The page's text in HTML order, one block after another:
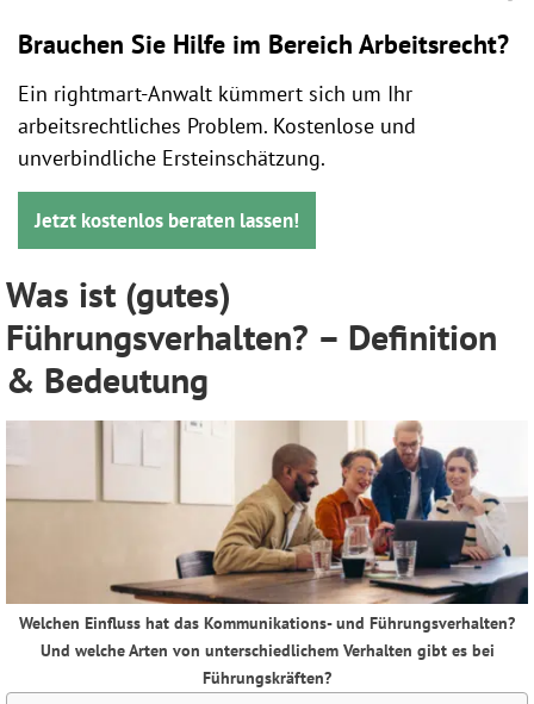
Brauchen Sie Hilfe im Bereich Arbeitsrecht?
Ein rightmart-Anwalt kümmert sich um Ihr
arbeitsrechtliches Problem. Kostenlose und
unverbindliche Ersteinschätzung.
Jetzt kostenlos beraten lassen!
Was ist (gutes)
Führungsverhalten? – Definition
& Bedeutung
Welchen Einfluss hat das Kommunikations- und Führungsverhalten?
Und welche Arten von unterschiedlichem Verhalten gibt es bei
Führungskräften?